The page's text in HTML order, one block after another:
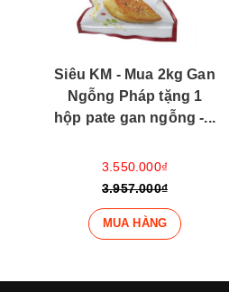
Siêu KM - Mua 2kg Gan
Ngỗng Pháp tặng 1
hộp pate gan ngỗng -...
3.550.000₫
3.957.000₫
MUA HÀNG